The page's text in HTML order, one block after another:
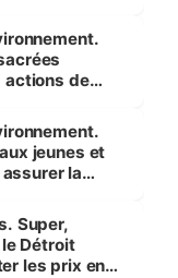
actions de
jeunes et
la
Super,
Détroit
les prix en